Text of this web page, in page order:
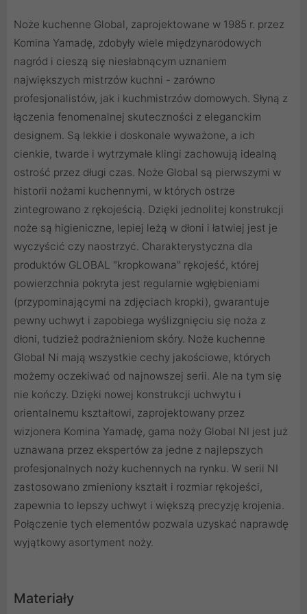
Noże kuchenne Global, zaprojektowane w 1985 r. przez
Komina Yamadę, zdobyły wiele międzynarodowych
nagród i cieszą się niesłabnącym uznaniem
największych mistrzów kuchni - zarówno
profesjonalistów, jak i kuchmistrzów domowych. Słyną z
łączenia fenomenalnej skuteczności z eleganckim
designem. Są lekkie i doskonale wyważone, a ich
cienkie, twarde i wytrzymałe klingi zachowują idealną
ostrość przez długi czas. Noże Global są pierwszymi w
historii nożami kuchennymi, w których ostrze
zintegrowano z rękojeścią. Dzięki jednolitej konstrukcji
noże są higieniczne, lepiej leżą w dłoni i łatwiej jest je
wyczyścić czy naostrzyć. Charakterystyczna dla
produktów GLOBAL "kropkowana" rękojeść, której
powierzchnia pokryta jest regularnie wgłębieniami
(przypominającymi na zdjęciach kropki), gwarantuje
pewny uchwyt i zapobiega wyślizgnięciu się noża z
dłoni, tudzież podrażnieniom skóry. Noże kuchenne
Global Ni mają wszystkie cechy jakościowe, których
możemy oczekiwać od najnowszej serii. Ale na tym się
nie kończy. Dzięki nowej konstrukcji uchwytu i
orientalnemu kształtowi, zaprojektowany przez
wizjonera Komina Yamadę, gama noży Global NI jest już
uznawana przez ekspertów za jedne z najlepszych
profesjonalnych noży kuchennych na rynku. W serii NI
zastosowano zmieniony kształt i rozmiar rękojeści,
zapewnia to lepszy uchwyt i większą precyzję krojenia.
Połączenie tych elementów pozwala uzyskać naprawdę
wyjątkowy asortyment noży.
Materiały